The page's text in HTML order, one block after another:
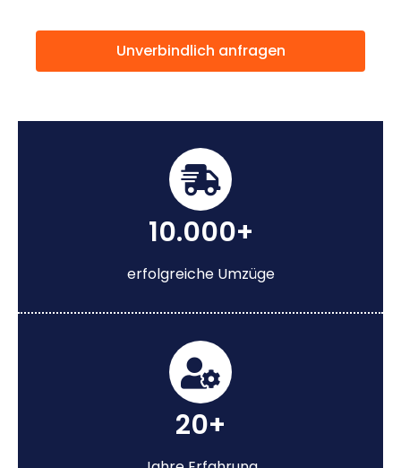
Unverbindlich anfragen
10.000+
erfolgreiche Umzüge
20+